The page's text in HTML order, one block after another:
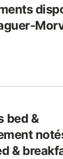
bed &
&